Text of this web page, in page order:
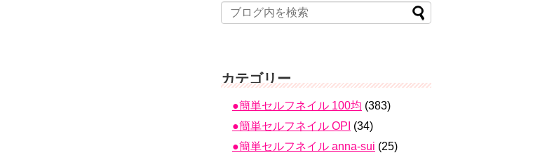
カテゴリー
●簡単セルフネイル 100均 (383)
●簡単セルフネイル OPI (34)
●簡単セルフネイル anna-sui (25)